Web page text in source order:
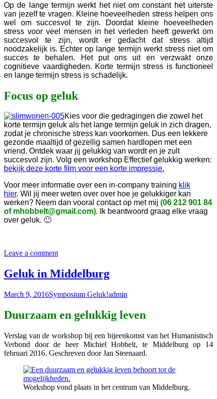
Op de lange termijn werkt het niet om constant het uiterste
van jezelf te vragen. Kleine hoeveelheden stress helpen ons
wel om succesvol te zijn. Doordat kleine hoeveelheden
stress voor veel mensen in het verleden heeft gewerkt om
succesvol te zijn, wordt er gedacht dat stress altijd
noodzakelijk is. Echter op lange termijn werkt stress niet om
succes te behalen. Het put ons uit en verzwakt onze
cognitieve vaardigheden. Korte termijn stress is functioneel
en lange termijn stress is schadelijk.
Focus op geluk
Kies voor die gedragingen die zowel het
korte termijn geluk als het lange termijn geluk in zich dragen,
zodat je chronische stress kan voorkomen. Dus een lekkere
gezonde maaltijd of gezellig samen hardlopen met een
vriend. Ontdek waar jij gelukkig van wordt en je zult
succesvol zijn. Volg een workshop Effectief gelukkig werken:
bekijk deze korte film voor een korte impressie.
Voor meer informatie over een in-company training klik
hier. Wil jij meer weten over over hoe je gelukkiger kan
werken? Neem dan vooral contact op met mij (06 212 901 84
of mhobbelt@gmail.com). Ik beantwoord graag elke vraag
over geluk. 🙂
Leave a comment
Geluk in Middelburg
March 9, 2016Symposium Geluk!admin
Duurzaam en gelukkig leven
Verslag van de workshop bij een bijeenkomst van het Humanistisch
Verbond door de heer Michiel Hobbelt, te Middelburg op 14
februari 2016. Geschreven door Jan Steenaard.
Workshop vond plaats in het centrum van Middelburg.